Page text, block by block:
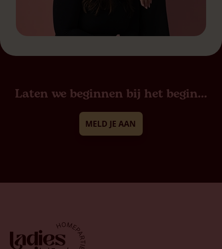
Laten we beginnen bij het begin…
MELD JE AAN